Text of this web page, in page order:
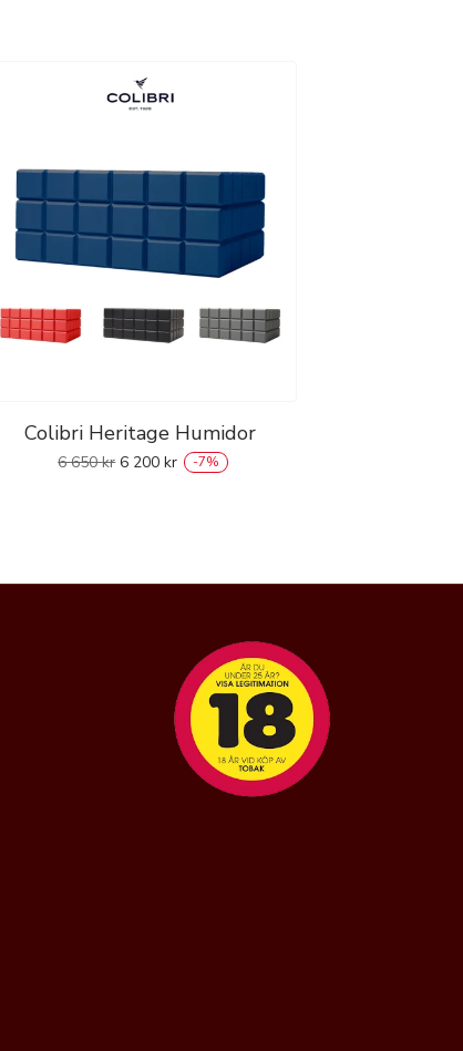
Colibri Heritage Humidor
6 650kr 6 200kr -7%